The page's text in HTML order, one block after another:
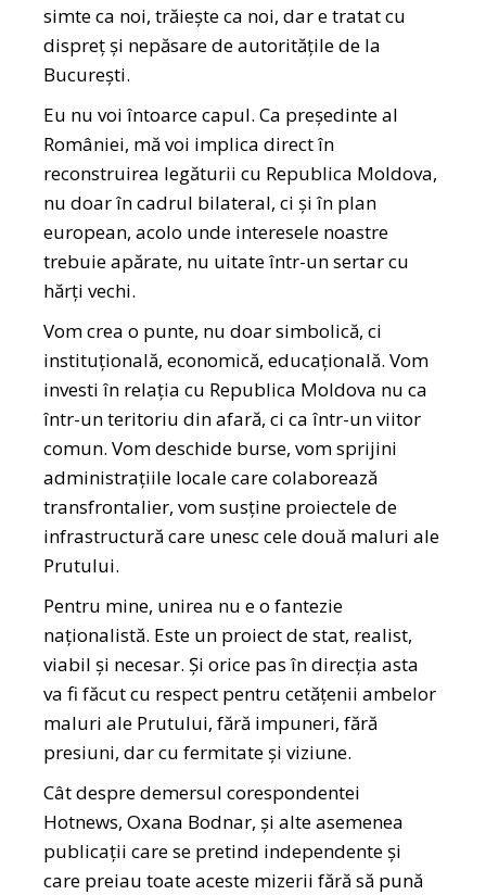
simte ca noi, trăiește ca noi, dar e tratat cu
dispreț și nepăsare de autoritățile de la
București.
Eu nu voi întoarce capul. Ca președinte al
României, mă voi implica direct în
reconstruirea legăturii cu Republica Moldova,
nu doar în cadrul bilateral, ci și în plan
european, acolo unde interesele noastre
trebuie apărate, nu uitate într-un sertar cu
hărți vechi.
Vom crea o punte, nu doar simbolică, ci
instituțională, economică, educațională. Vom
investi în relația cu Republica Moldova nu ca
într-un teritoriu din afară, ci ca într-un viitor
comun. Vom deschide burse, vom sprijini
administrațiile locale care colaborează
transfrontalier, vom susține proiectele de
infrastructură care unesc cele două maluri ale
Prutului.
Pentru mine, unirea nu e o fantezie
naționalistă. Este un proiect de stat, realist,
viabil și necesar. Și orice pas în direcția asta
va fi făcut cu respect pentru cetățenii ambelor
maluri ale Prutului, fără impuneri, fără
presiuni, dar cu fermitate și viziune.
Cât despre demersul corespondentei
Hotnews, Oxana Bodnar, și alte asemenea
publicații care se pretind independente și
care preiau toate aceste mizerii fără să pună